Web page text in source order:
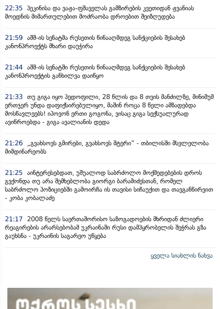
22:35 პეკინისა და ვაჟა-ფშაველას გამზირების კვეთიდან ჟვანიას
მოედნის მიმართულებით მოძრაობა დროებით შეიზღუდება
21:59 აშშ-ის სენატმა რუსეთის წინააღმდეგ სანქციების შესახებ
კანონპროექტს მხარი დაუჭირა
21:44 აშშ-ის სენატში რუსეთის წინააღმდეგ სანქციების შესახებ
კანონპროექტის განხილვა დაიწყო
21:33 თუ გიგა იყო პედოფილი, 28 წლის და 8 თვის მანძილზე, მინიმუმ
ერთჯერ უნდა დაფიქსირებულიყო, მაშინ როცა 8 წელი ამზადებდა
მოსწავლეებს! იპოვონ ერთი გოგონა, ვისაც გიგა სექსუალურად
ავიწროებდა - გიგა ავალიანის დედა
21:26
„გვახსოვს გმირები, გვახსოვს მტერი” - თბილისში მსვლელობა
მიმდინარეობს
21:25 აინტერესებდათ, უშუალოდ საბრძოლო მოქმედებების დროს
გვქონდა თუ არა შემხებლობა გიორგი ბარამიძესთან, რომელ
საბრძოლო პოზიციებში გამოირჩა ის თავისი სიჩაუქით და თავგანწირვით
- კობა კობალაძე
21:17
2008 წელს საერთაშორისო საზოგადოების მხრიდან ძლიერი
რეაგირების არარსებობამ უკრაინაში რუსი დამპყრობელის შეჭრას გზა
გაუხსნა - უკრაინის საგარეო უწყება
ყველა სიახლის ნახვა